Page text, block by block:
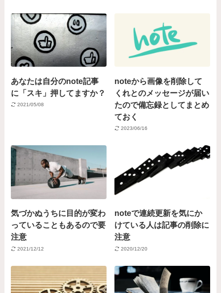
あなたは自分のnote記事
に「スキ」押してますか？
2021/05/08
noteから画像を削除して
くれとのメッセージが届い
たので備忘録としてまとめ
ておく
2023/06/16
気づかぬうちに目的が変わ
っていることもあるので要
注意
2021/12/12
noteで連続更新を気にか
けている人は記事の削除に
注意
2020/12/20